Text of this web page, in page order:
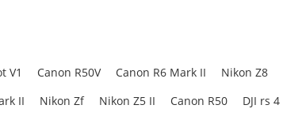
V1 Canon R50V Canon R6 Mark II Nikon Z8
II Nikon Zf Nikon Z5 II Canon R50 DJI rs 4